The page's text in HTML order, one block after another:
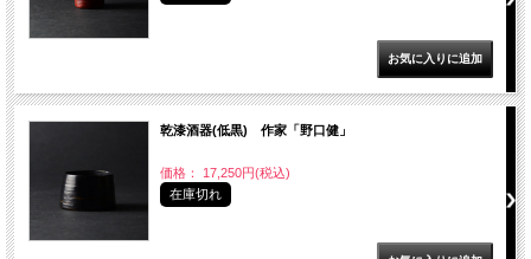
乾漆酒器(低黒) 作家「野口健」
価格： 17,250円(税込)
在庫切れ